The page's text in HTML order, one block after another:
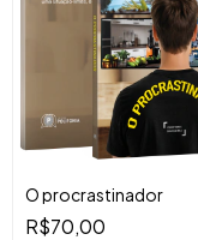
O procrastinador
R$70,00